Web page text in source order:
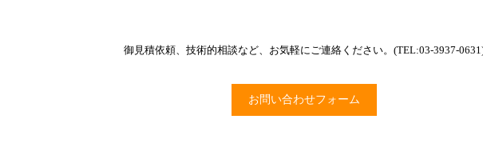
御見積依頼、技術的相談など、お気軽にご連絡ください。(TEL:03-3937-
お問い合わせフォーム